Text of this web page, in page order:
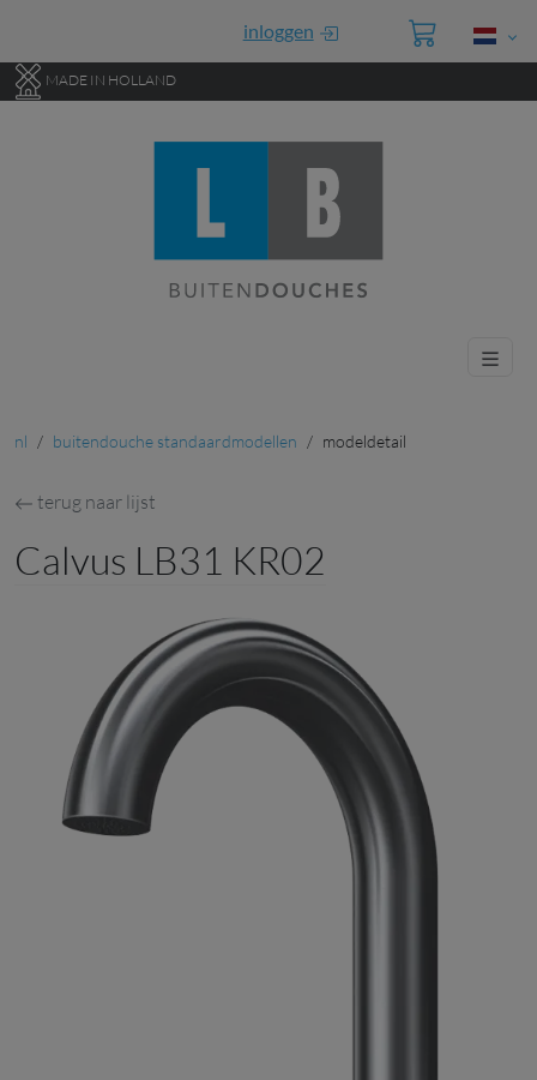
inloggen
MADE IN HOLLAND
nl buitendouche standaardmodellen modeldetail
terug naar lijst
Calvus LB31 KR02